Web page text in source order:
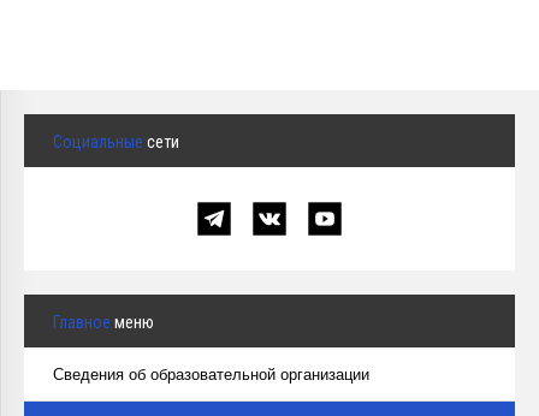
Социальные сети
Главное меню
Сведения об образовательной организации